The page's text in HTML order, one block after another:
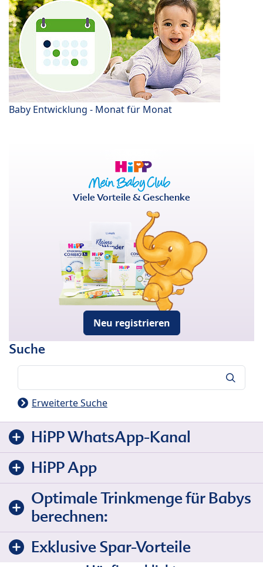
Baby Entwicklung - Monat für Monat
Viele Vorteile & Geschenke
Neu registrieren
Suche
Erweiterte Suche
HiPP WhatsApp-Kanal
HiPP App
Optimale Trinkmenge für Babys
berechnen:
Exklusive Spar-Vorteile